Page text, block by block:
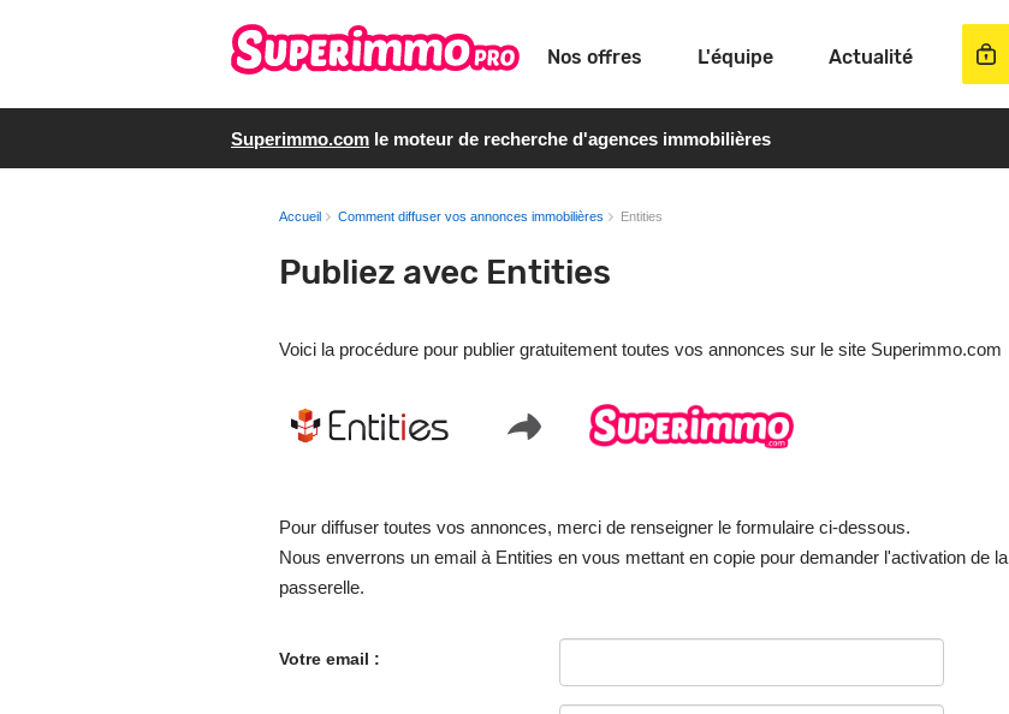
Nos offres L'équipe Actualité
Superimmo.com le moteur de recherche d'agences immobilières
Accueil Comment diffuser vos annonces immobilières Entities
Publiez avec Entities
Voici la procédure pour publier gratuitement toutes vos annonces sur le site Superimmo.com
Pour diffuser toutes vos annonces, merci de renseigner le formulaire ci-dessous.
Nous enverrons un email à Entities en vous mettant en copie pour demander l'activation de la
passerelle.
Votre email :